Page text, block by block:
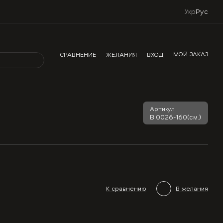
УкрРус
СРАВНЕНИЕ
ЖЕЛАНИЯ ВХОД МОЙ ЗАКАЗ
Артикул
В.0026-160(см.)
К сравнению В желания